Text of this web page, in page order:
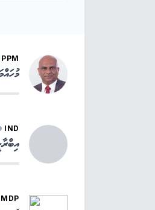
PPM
IND
MDP